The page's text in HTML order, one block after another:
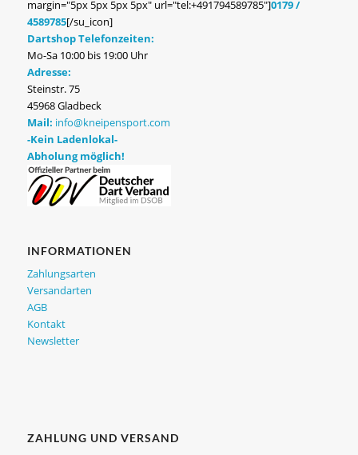
margin="5px 5px 5px 5px" url="tel:+491794589785"]0179 /
4589785[/su_icon]
Dartshop Telefonzeiten:
Mo-Sa 10:00 bis 19:00 Uhr
Adresse:
Steinstr. 75
45968 Gladbeck
Mail: info@kneipensport.com
-Kein Ladenlokal-
Abholung möglich!
INFORMATIONEN
Zahlungsarten
Versandarten
AGB
Kontakt
Newsletter
ZAHLUNG UND VERSAND